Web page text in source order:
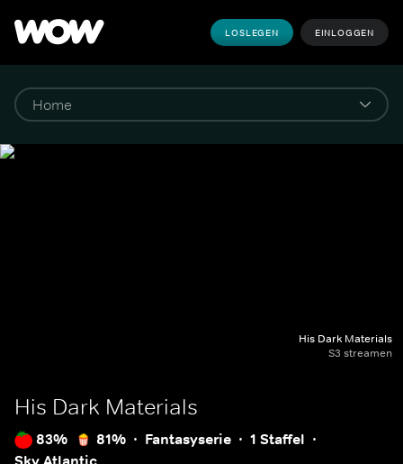
LOSLEGEN EINLOGGEN
His Dark Materials
S3 streamen
His Dark Materials
83% 81% Fantasyserie
1 Staffel